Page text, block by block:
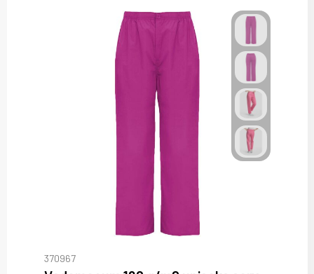
370967